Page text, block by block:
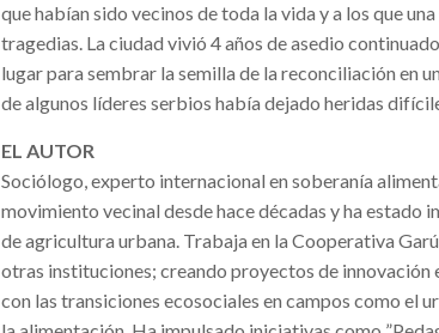
que habían sido vecinos de toda la vida y a los que
tragedias. La ciudad vivió 4 años de asedio
lugar para sembrar la semilla de la reconciliación en
de algunos líderes serbios había dejado heridas
EL AUTOR
Sociólogo, experto internacional en soberanía
movimiento vecinal desde hace décadas y ha
de agricultura urbana. Trabaja en la Cooperativa
otras instituciones; creando proyectos de
con las transiciones ecosociales en campos como el